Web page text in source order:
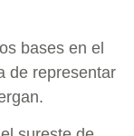
bases en el
de representar